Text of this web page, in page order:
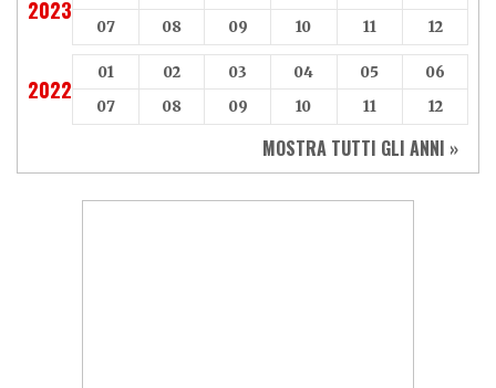
2023
07
08 09 10 11 12
2022
01 02 03 04 05
06
07
08 09 10 11 12
MOSTRA TUTTI GLI ANNI »